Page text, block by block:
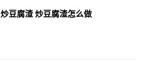
炒豆腐渣 炒豆腐渣怎么做